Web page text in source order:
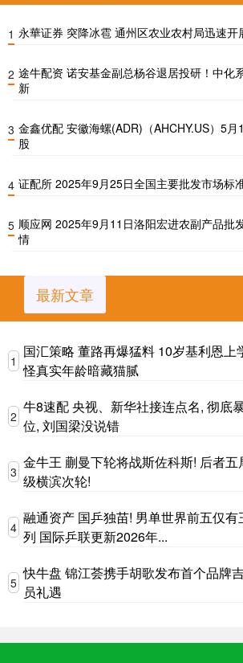
1 永華证券 突降冰雹 通州区农业农村局迅速开
2 途牛配资 诺安基金副总杨谷退居投研！中化
新
3 金鑫优配 安徽海螺(ADR)（AHCHY.US）5
股
4 证配所 2025年9月25日全国主要批发市场标
5 顺应网 2025年9月11日洛阳宏进农副产品批
情
最新文章
1
国汇策略 董路再爆猛料 10岁基利恩上
怪真实年龄暗藏猫腻
2
牛8速配 央视、新华社接连点名, 彻底
位, 刘国梁没说错
3
金牛王 蒯曼下轮将战斯佐科斯! 后者五
级横滨次轮!
4
融通资产 国乒独苗! 男单世界前五仅
列 国际乒联更新2026年...
5
快牛盘 锦江荟携手胡歌发布首个品牌
员礼遇